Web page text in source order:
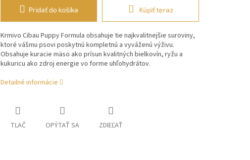
Pridať do košíka Kúpiť teraz
Krmivo Cibau Puppy Formula obsahuje tie najkvalitnejšie suroviny,
ktoré vášmu psovi poskytnú kompletnú a vyváženú výživu.
Obsahuje kuracie mäso ako prísun kvalitných bielkovín, ryžu a
kukuricu ako zdroj energie vo forme uhľohydrátov.
Detailné informácie
TLAČ OPÝTAŤ SA ZDIEĽAŤ